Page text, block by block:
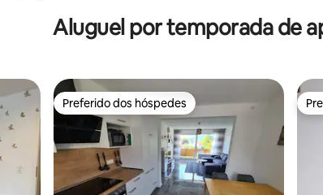
Aluguel por temporada de
Preferido dos hóspedes
Preferido dos hóspedes